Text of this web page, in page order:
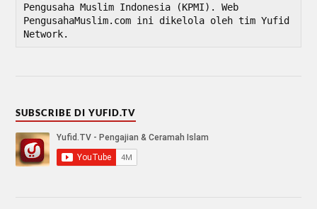
Pengusaha Muslim Indonesia (KPMI). Web
PengusahaMuslim.com ini dikelola oleh tim Yufid
Network.
SUBSCRIBE DI YUFID.TV